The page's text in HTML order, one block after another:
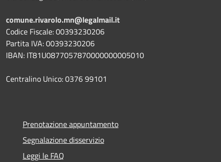
comune.rivarolo.mn@legalmail.it
Codice Fiscale: 00393230206
Partita IVA: 00393230206
IBAN: IT81U0877057870000000005010
Centralino Unico: 0376 99101
Prenotazione appuntamento
Segnalazione disservizio
Leggi le FAQ